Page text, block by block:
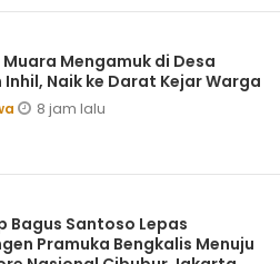
Muara Mengamuk di Desa
Inhil, Naik ke Darat Kejar Warga
8 jam lalu
Bagus Santoso Lepas
Pramuka Bengkalis Menuju